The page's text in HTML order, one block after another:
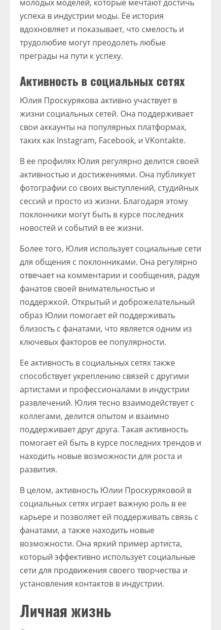
молодых моделей, которые мечтают достичь
успеха в индустрии моды. Ее история
вдохновляет и показывает, что смелость и
трудолюбие могут преодолеть любые
преграды на пути к успеху.
Активность в социальных сетях
Юлия Проскурякова активно участвует в
жизни социальных сетей. Она поддерживает
свои аккаунты на популярных платформах,
таких как Instagram, Facebook, и VKontakte.
В ее профилях Юлия регулярно делится своей
активностью и достижениями. Она публикует
фотографии со своих выступлений, студийных
сессий и просто из жизни. Благодаря этому
поклонники могут быть в курсе последних
новостей и событий в ее жизни.
Более того, Юлия использует социальные сети
для общения с поклонниками. Она регулярно
отвечает на комментарии и сообщения, радуя
фанатов своей внимательностью и
поддержкой. Открытый и доброжелательный
образ Юлии помогает ей поддерживать
близость с фанатами, что является одним из
ключевых факторов ее популярности.
Ее активность в социальных сетях также
способствует укреплению связей с другими
артистами и профессионалами в индустрии
развлечений. Юлия тесно взаимодействует с
коллегами, делится опытом и взаимно
поддерживает друг друга. Такая активность
помогает ей быть в курсе последних трендов и
находить новые возможности для роста и
развития.
В целом, активность Юлии Проскуряковой в
социальных сетях играет важную роль в ее
карьере и позволяет ей поддерживать связь с
фанатами, а также находить новые
возможности. Она яркий пример артиста,
который эффективно использует социальные
сети для продвижения своего творчества и
установления контактов в индустрии.
Личная жизнь